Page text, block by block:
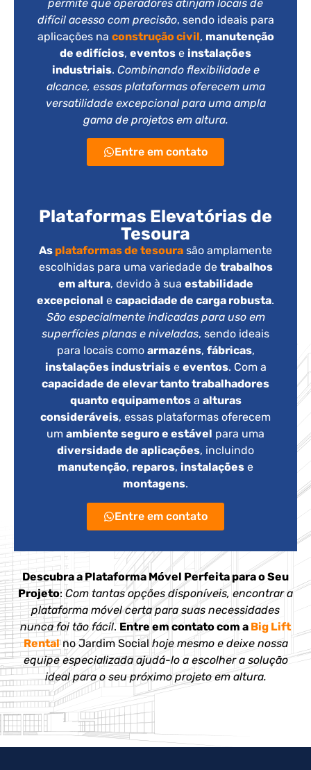
permite que operadores atinjam locais de
difícil acesso com precisão, sendo ideais para
aplicações na construção civil, manutenção
de edifícios, eventos e instalações
industriais. Combinando flexibilidade e
alcance, essas plataformas oferecem uma
versatilidade excepcional para uma ampla
gama de projetos em altura.
Entre em contato
Plataformas Elevatórias de
Tesoura
As plataformas de tesoura são amplamente
escolhidas para uma variedade de trabalhos
em altura, devido à sua estabilidade
excepcional e capacidade de carga robusta.
São especialmente indicadas para uso em
superfícies planas e niveladas, sendo ideais
para locais como armazéns, fábricas,
instalações industriaise eventos. Com a
capacidade de elevar tanto trabalhadores
quanto equipamentosa alturas
consideráveis, essas plataformas oferecem
um ambiente seguro e estável para uma
diversidade de aplicações, incluindo
manutenção, reparos, instalações e
montagens.
Entre em contato
Descubra a Plataforma Móvel Perfeita para o Seu
Projeto:Com tantas opções disponíveis, encontrar a
plataforma móvel certa para suas necessidades
nunca foi tão fácil. Entre em contato com a Big Lift
Rentalno Jardim Social hoje mesmo e deixe nossa
equipe especializada ajudá-lo a escolher a solução
ideal para o seu próximo projeto em altura.